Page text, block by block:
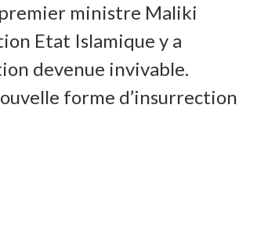
premier ministre Maliki
Etat Islamique y a
devenue invivable.
forme d’insurrection